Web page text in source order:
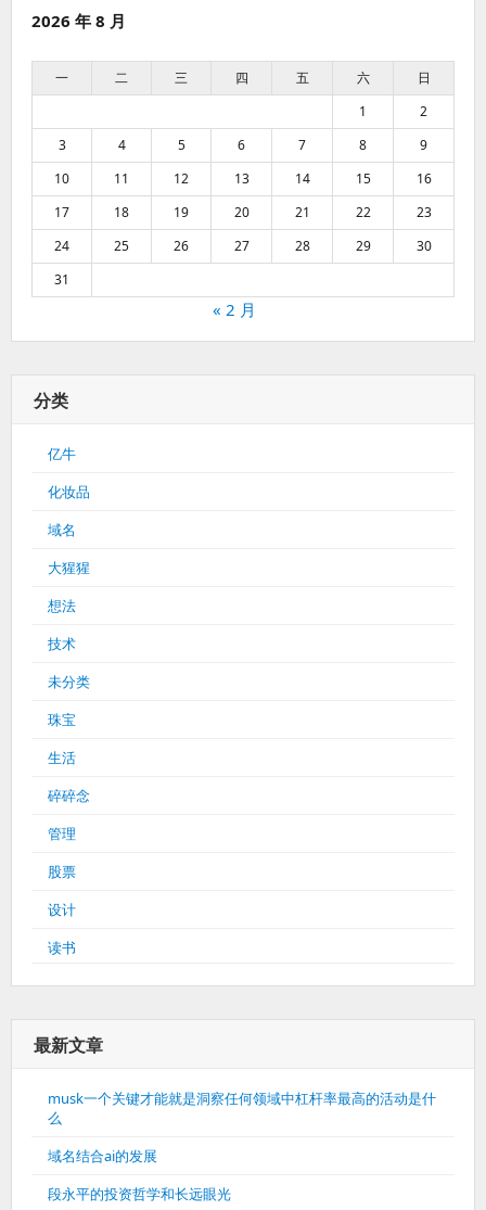
2026 年 8 月
一 二 三 四 五 六
日
1
2
3
4 5 6 7 8
9
10
11 12 13 14 15
16
17
18 19 20 21 22
23
24
25 26 27 28 29
30
31
« 2 月
分类
亿牛
化妆品
域名
大猩猩
想法
技术
未分类
珠宝
生活
碎碎念
管理
股票
设计
读书
最新文章
musk一个关键才能就是洞察任何领域中杠杆率最高的活动是什
么
域名结合ai的发展
段永平的投资哲学和长远眼光